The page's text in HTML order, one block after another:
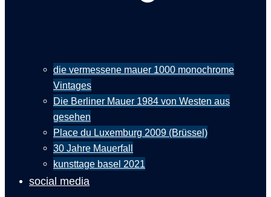
die vermessene mauer 1000 monochrome
Vintages
Die Berliner Mauer 1984 von Westen aus
gesehen
Place du Luxemburg 2009 (Brüssel)
30 Jahre Mauerfall
kunsttage basel 2021
social media